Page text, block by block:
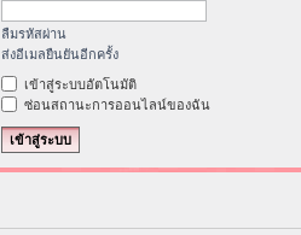
ลืมรหัสผ่าน
ส่งอีเมลยืนยันอีกครั้ง
เข้าสู่ระบบอัตโนมัติ
ซ่อนสถานะการออนไลน์ของฉัน